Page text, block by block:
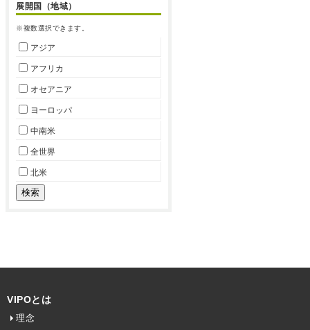
展開国（地域）
※複数選択できます。
アジア
アフリカ
オセアニア
ヨーロッパ
中南米
全世界
北米
VIPOとは
理念